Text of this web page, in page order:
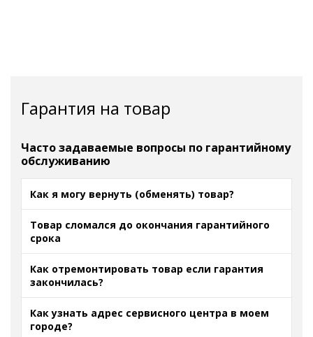
Гарантия на товар
Часто задаваемые вопросы по гарантийному
обслуживанию
Как я могу вернуть (обменять) товар?
Товар сломался до окончания гарантийного
срока
Как отремонтировать товар если гарантия
закончилась?
Как узнать адрес сервисного центра в моем
городе?